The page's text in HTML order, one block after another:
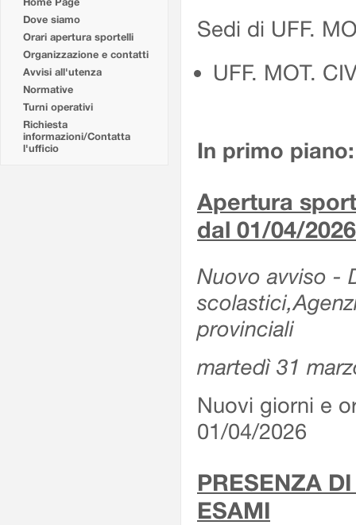
Dove siamo
Orari apertura sportelli
Organizzazione e contatti
Avvisi all'utenza
Normative
Turni operativi
Richiesta
informazioni/Contatta
l'ufficio
Sedi di UFF.
UFF. MOT.
In primo piano:
Apertura
dal 01/04/2026
Nuovo avviso -
provinciali
martedì 31
Nuovi giorni e
01/04/2026
PRESENZA
ESAMI